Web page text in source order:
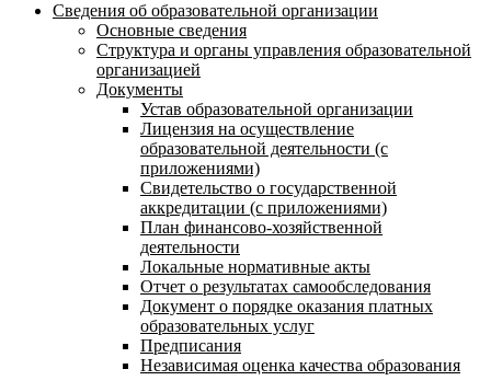
Сведения об образовательной организации
Основные сведения
Структура и органы управления образовательной
организацией
Документы
Устав образовательной организации
Лицензия на осуществление
образовательной деятельности (с
приложениями)
Свидетельство о государственной
аккредитации (с приложениями)
План финансово-хозяйственной
деятельности
Локальные нормативные акты
Отчет о результатах самообследования
Документ о порядке оказания платных
образовательных услуг
Предписания
Независимая оценка качества образования